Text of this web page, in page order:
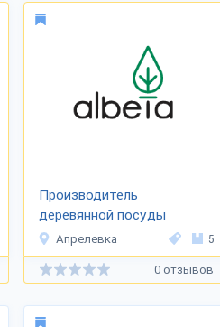
Производитель
деревянной посуды
«Альбета»
Апрелевка 5
0 отзывов